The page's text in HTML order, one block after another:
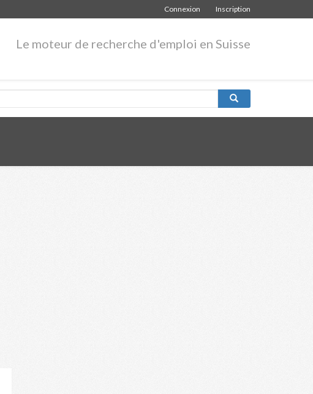
Inscription
Connexion
Le moteur de recherche d'emploi en Suisse